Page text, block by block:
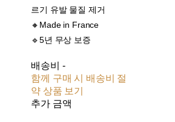
르기 유발 물질 제거
🔸Made in France
🔹5년 무상 보증
배송비 -
함께 구매 시 배송비 절
약 상품 보기
추가 금액